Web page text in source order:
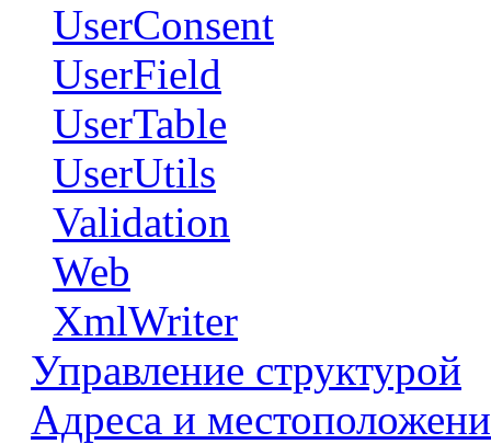
UserConsent
UserField
UserTable
UserUtils
Validation
Web
XmlWriter
Управление структурой
Адреса и